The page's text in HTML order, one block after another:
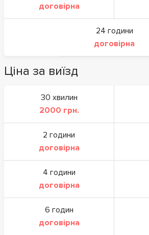
договірна
24 години
договірна
Ціна за виїзд
30 хвилин
2000 грн.
2 години
договірна
4 години
договірна
6 годин
договірна